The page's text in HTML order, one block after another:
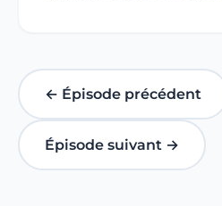
← Épisode précédent
Épisode suivant →